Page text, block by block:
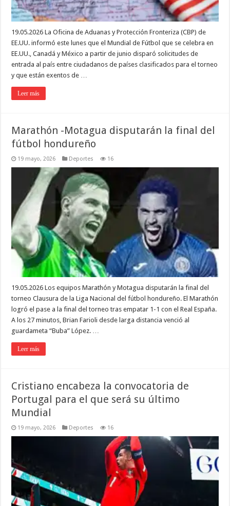
19.05.2026 La Oficina de Aduanas y Protección Fronteriza (CBP) de
EE.UU. informó este lunes que el Mundial de Fútbol que se celebra en
EE.UU., Canadá y México a partir de junio disparó solicitudes de
entrada al país entre ciudadanos de países clasificados para el torneo
y que están exentos de …
Leer más
Marathón -Motagua disputarán la final del
fútbol hondureño
19 mayo, 2026 Deportes 16
19.05.2026 Los equipos Marathón y Motagua disputarán la final del
torneo Clausura de la Liga Nacional del fútbol hondureño. El Marathón
logró el pase a la final del torneo tras empatar 1-1 con el Real España.
A los 27 minutos, Brian Farioli desde larga distancia venció al
guardameta “Buba” López. …
Leer más
Cristiano encabeza la convocatoria de
Portugal para el que será su último
Mundial
19 mayo, 2026 Deportes 16